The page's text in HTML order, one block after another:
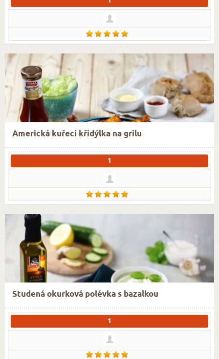
Americká kuřecí křidýlka na grilu
1
Studená okurková polévka s bazalkou
1